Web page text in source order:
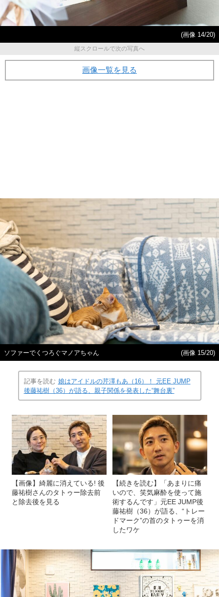
(画像 14/20)
縦スクロールで次の写真へ
画像一覧を見る
ソファーでくつろぐマノアちゃん (画像 15/20)
記事を読む 娘はアイドルの芹澤もあ（16）！ 元EE JUMP
後藤祐樹（36）が語る、親子関係を発表した“舞台裏”
【画像】綺麗に消えている! 後
藤祐樹さんのタトゥー除去前
と除去後を見る
【続きを読む】「あまりに痛
いので、笑気麻酔を使って施
術するんです」元EE JUMP後
藤祐樹（36）が語る、“トレー
ドマーク”の首のタトゥーを消
したワケ